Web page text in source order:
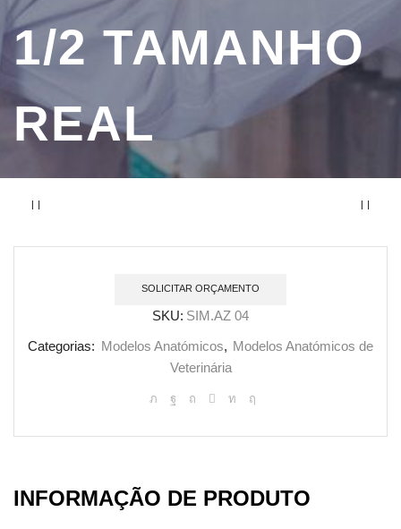
1/2 TAMANHO
REAL
SOLICITAR ORÇAMENTO
SKU: SIM.AZ 04
Categorias: Modelos Anatómicos, Modelos Anatómicos de
Veterinária
INFORMAÇÃO DE PRODUTO